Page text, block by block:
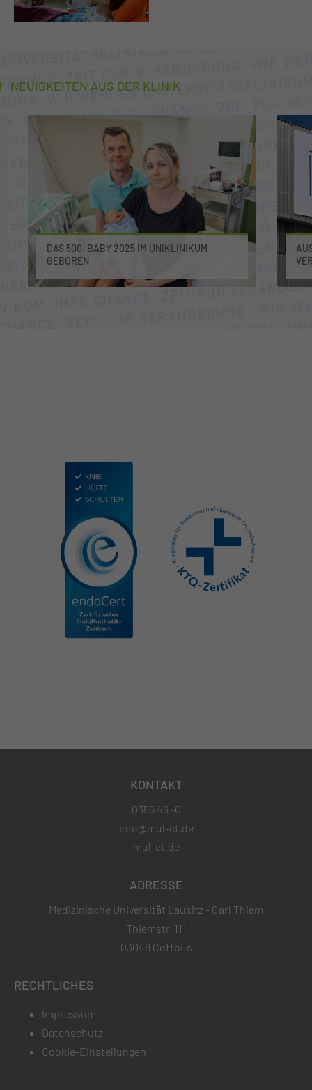
NEUIGKEITEN AUS DER KLINIK
DAS 500. BABY 2025 IM UNIKLINIKUM
GEBOREN
KONTAKT
0355 46 -0
info@mul-ct.de
mul-ct.de
ADRESSE
Medizinische Universität Lausitz - Carl Thiem
Thiemstr. 111
03048 Cottbus
RECHTLICHES
Impressum
Datenschutz
Cookie-Einstellungen